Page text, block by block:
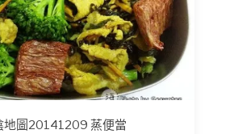
地圖20141209 蒸便當